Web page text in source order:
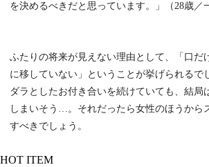
を決めるべきだと思っています。」（28歳／
ふたりの将来が見えない理由として、「口だ
に移していない」ということが挙げられるで
ダラとしたお付き合いを続けていても、結局
しまいそう…。それだったら女性のほうから
すべきでしょう。
HOT ITEM